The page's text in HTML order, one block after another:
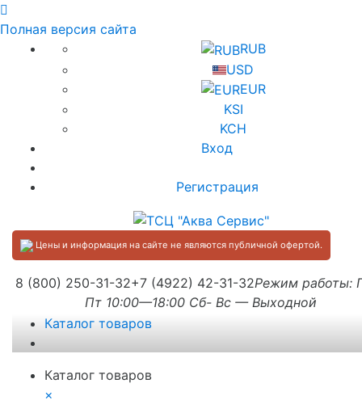
Полная версия сайта
RUB
USD
EUR
KSI
KCH
Вход
Регистрация
Цены и информация на сайте не являются публичной офертой.
8 (800) 250-31-32+7 (4922) 42-31-32Режим работы:
Пт 10:00—18:00 Сб- Вс — Выходной
Каталог товаров
Каталог товаров
×